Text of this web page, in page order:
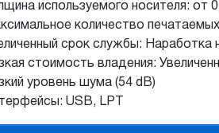
используемого носителя: от
количество
срок службы: Наработка
стоимость владения:
уровень шума (54 dB)
USB, LPT